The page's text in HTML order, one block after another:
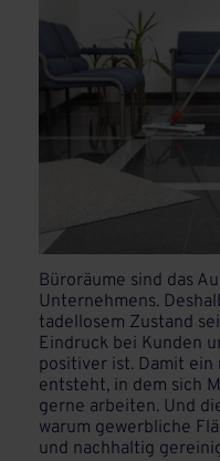
Büroräume sind das
Unternehmens.
tadellosem Zustand
Eindruck bei Kunden
positiver ist. Damit ein
entsteht, in dem sich
gerne arbeiten. Und
warum gewerbliche
und nachhaltig